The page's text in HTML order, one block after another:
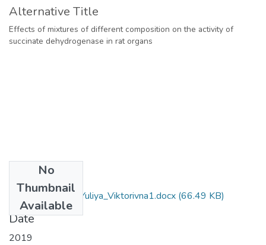
Alternative Title
Effects of mixtures of different composition on the activity of
succinate dehydrogenase in rat organs
No
Thumbnail
Available
091_Hasynets__Yuliya_Viktorivna1.docx (66.49 KB)
Date
2019